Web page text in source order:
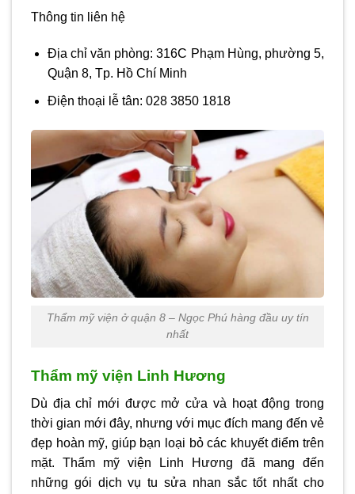
Thông tin liên hệ
Địa chỉ văn phòng: 316C Phạm Hùng, phường 5,
Quận 8, Tp. Hồ Chí Minh
Điện thoại lễ tân: 028 3850 1818
Thẩm mỹ viện ở quận 8 – Ngọc Phú hàng đầu uy tín
nhất
Thẩm mỹ viện Linh Hương
Dù địa chỉ mới được mở cửa và hoạt động trong
thời gian mới đây, nhưng với mục đích mang đến vẻ
đẹp hoàn mỹ, giúp bạn loại bỏ các khuyết điểm trên
mặt. Thẩm mỹ viện Linh Hương đã mang đến
những gói dịch vụ tu sửa nhan sắc tốt nhất cho